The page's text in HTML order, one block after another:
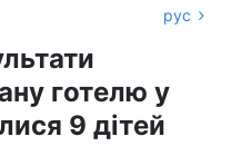
рус
готелю у
9 дітей